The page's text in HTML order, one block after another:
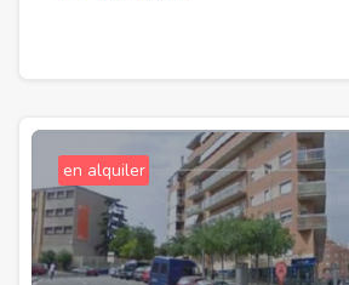
en alquiler